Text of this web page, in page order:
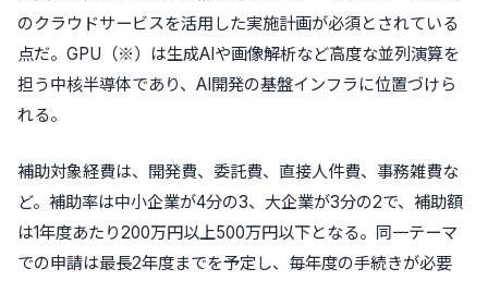
のクラウドサービスを活用した実施計画が必須とされている
点だ。GPU（※）は生成AIや画像解析など高度な並列演算を
担う中核半導体であり、AI開発の基盤インフラに位置づけら
れる。
補助対象経費は、開発費、委託費、直接人件費、事務雑費な
ど。補助率は中小企業が4分の3、大企業が3分の2で、補助額
は1年度あたり200万円以上500万円以下となる。同一テーマ
での申請は最長2年度までを予定し、毎年度の手続きが必要